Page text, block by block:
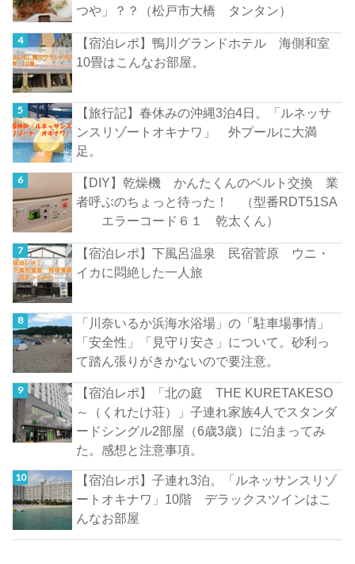
つや」？？（松戸市大橋 タンタン）
【宿泊レポ】鴨川グランドホテル 海側和室
10畳はこんなお部屋。
【旅行記】春休みの沖縄3泊4日。「ルネッサ
ンスリゾートオキナワ」 外プールに大満
足。
【DIY】乾燥機 かんたくんのベルト交換 業
者呼ぶのちょっと待った！ （型番RDT51SA
エラーコード６１ 乾太くん）
【宿泊レポ】下風呂温泉 民宿菅原 ウニ・
イカに悶絶した一人旅
「川奈いるか浜海水浴場」の「駐車場事情」
「安全性」「見守り安さ」について。砂利っ
て踏ん張りがきかないので要注意。
【宿泊レポ】「北の庭 THE KURETAKESO
～（くれたけ荘）」子連れ家族4人でスタンダ
ードシングル2部屋（6歳3歳）に泊まってみ
た。感想と注意事項。
【宿泊レポ】子連れ3泊。「ルネッサンスリゾ
ートオキナワ」10階 デラックスツインはこ
んなお部屋